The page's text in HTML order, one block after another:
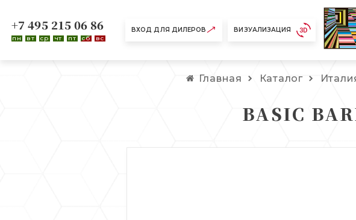
ВХОД ДЛЯ ДИЛЕРОВ ВИЗУАЛИЗАЦИЯ
+7 495 215 06 86
пн вт ср чт пт сб вс
Главная Каталог
BASIC